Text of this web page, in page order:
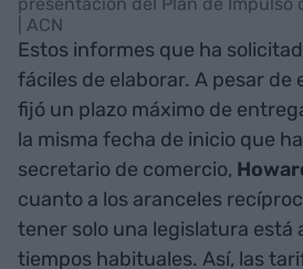
presentación del Plan de Impulso
| ACN
Estos informes que ha
fáciles de elaborar. A pesar de
fijó un plazo máximo de
la misma fecha de inicio que
secretario de comercio,
cuanto a los aranceles
tener solo una legislatura está
tiempos habituales. Así, las